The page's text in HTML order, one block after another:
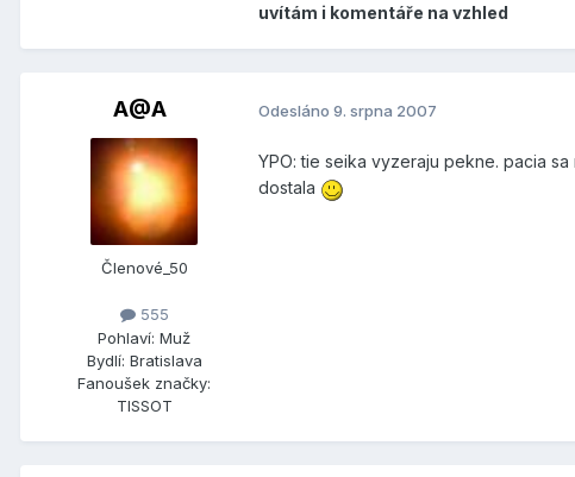
uvítám i komentáře na vzhled
A@A
Členové_50
555
Pohlaví: Muž
Bydlí: Bratislava
Fanoušek značky:
TISSOT
Odesláno 9. srpna 2007
YPO: tie seika vyzeraju pekne. pacia
dostala